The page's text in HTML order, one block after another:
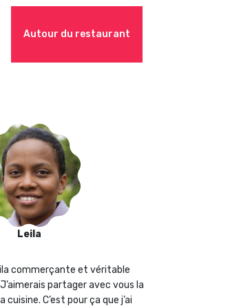
Autour du restaurant
Leila
commerçante et véritable
partager avec vous la
cuisine. C’est pour ça que j’ai